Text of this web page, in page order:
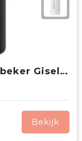
Dubbelwandige thermosbeker Gisela | 300 ml
Bekijk